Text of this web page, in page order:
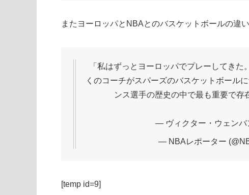
またヨーロッパとNBAとのバスケットボールの違
「私はずっとヨーロッパでプレーしてき
くのコーチがスパーズのバスケットボール
ンス選手の歴史の中で最も重要で存
— ヴィクター・ウェンバ
— NBAレポーター
[temp id=9]